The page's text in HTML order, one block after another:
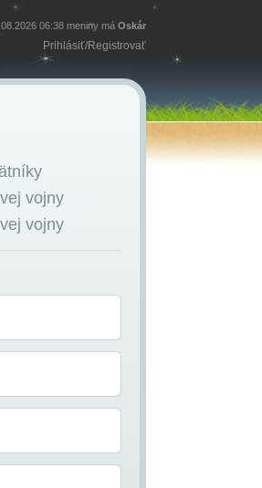
06:38 meniny má Oskár
Prihlásiť/Registrovať
vojny
vojny